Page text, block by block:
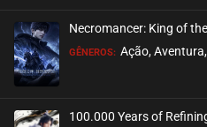
EPISÓDIO 02
janeiro 22, 2026
Necromancer: King of
GÊNEROS: Ação,
100.000 Years of